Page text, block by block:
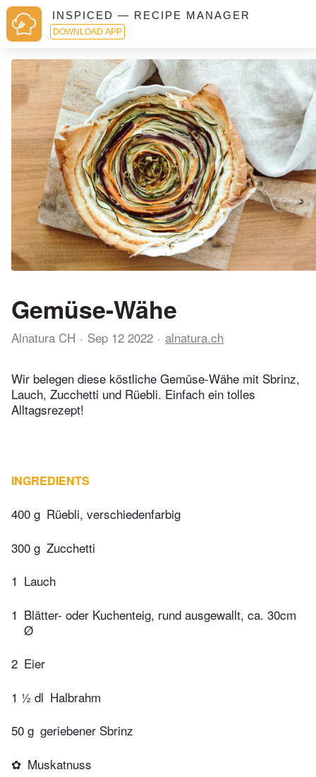
INSPICED — RECIPE MANAGER
DOWNLOAD APP
Gemüse-Wähe
Alnatura CH Sep 12 2022 alnatura.ch
Wir belegen diese köstliche Gemüse-Wähe mit Sbrinz,
Lauch, Zucchetti und Rüebli. Einfach ein tolles
Alltagsrezept!
INGREDIENTS
400 g Rüebli, verschiedenfarbig
300 g Zucchetti
1 Lauch
1 Blätter- oder Kuchenteig, rund ausgewallt, ca. 30cm
Ø
2 Eier
1 ½ dl Halbrahm
50 g geriebener Sbrinz
✿ Muskatnuss